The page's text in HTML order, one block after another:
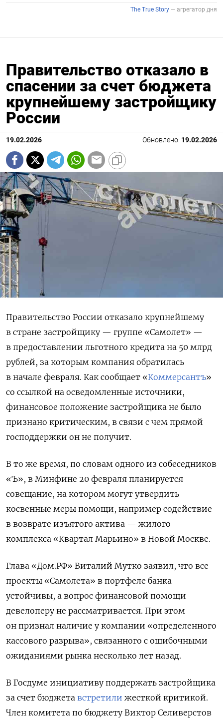
Правительство отказало в
спасении за счет бюджета
крупнейшему застройщику
России
19.02.2026 Обновлено: 19.02.2026
Правительство России отказало крупнейшему
в стране застройщику — группе «Самолет» —
в предоставлении льготного кредита на 50 млрд
рублей, за которым компания обратилась
в начале февраля. Как сообщает «Коммерсантъ»
со ссылкой на осведомленные источники,
финансовое положение застройщика не было
признано критическим, в связи с чем прямой
господдержки он не получит.
В то же время, по словам одного из собеседников
«Ъ», в Минфине 20 февраля планируется
совещание, на котором могут утвердить
косвенные меры помощи, например содействие
в возврате изъятого актива — жилого
комплекса «Квартал Марьино» в Новой Москве.
Глава «Дом.РФ» Виталий Мутко заявил, что все
проекты «Самолета» в портфеле банка
устойчивы, а вопрос финансовой помощи
девелоперу не рассматривается. При этом
он признал наличие у компании «определенного
кассового разрыва», связанного с ошибочными
ожиданиями рынка несколько лет назад.
В Госдуме инициативу поддержать застройщика
за счет бюджета встретили жесткой критикой.
Член комитета по бюджету Виктор Селиверстов